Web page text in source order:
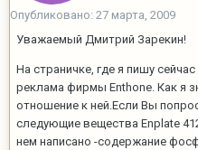
Опубликовано: 27 марта, 2009
Уважаемый Дмитрий Зарекин!
На страничке, где я пишу
реклама фирмы Enthone. Как я
отношение к ней.Если Вы
следующие вещества Enplate
нем написано -содержание